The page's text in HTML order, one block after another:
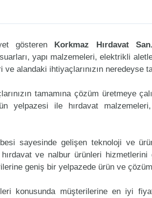
gösteren Korkmaz Hırdavat
yapı malzemeleri, elektrikli
alandaki ihtiyaçlarınızın neredeyse
tamamına çözüm üretmeye
yelpazesi ile hırdavat malzemeleri,
sayesinde gelişen teknoloji ve
ve nalbur ürünleri
geniş bir yelpazede ürün ve
konusunda müşterilerine en iyi